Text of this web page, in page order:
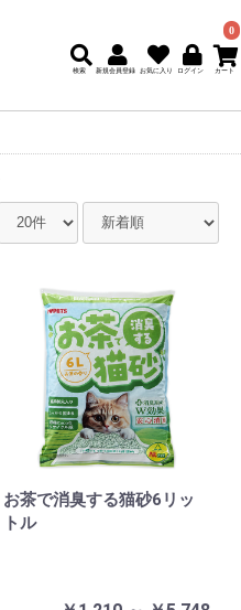
0
お茶で消臭する猫砂6リッ
トル